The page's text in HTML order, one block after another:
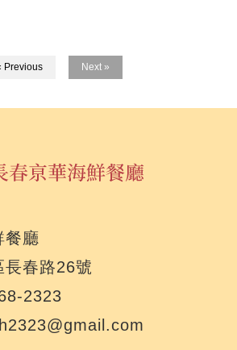
Previous Next »
餐廳
長春路26號
2323